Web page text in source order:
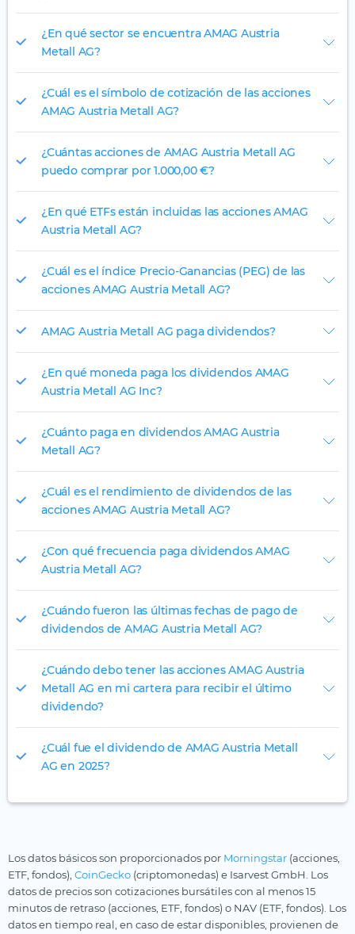
¿En qué sector se encuentra AMAG Austria
Metall AG?
¿Cuál es el símbolo de cotización de las acciones
AMAG Austria Metall AG?
¿Cuántas acciones de AMAG Austria Metall AG
puedo comprar por 1.000,00 €?
¿En qué ETFs están incluidas las acciones AMAG
Austria Metall AG?
¿Cuál es el índice Precio-Ganancias (PEG) de las
acciones AMAG Austria Metall AG?
AMAG Austria Metall AG paga dividendos?
¿En qué moneda paga los dividendos AMAG
Austria Metall AG Inc?
¿Cuánto paga en dividendos AMAG Austria
Metall AG?
¿Cuál es el rendimiento de dividendos de las
acciones AMAG Austria Metall AG?
¿Con qué frecuencia paga dividendos AMAG
Austria Metall AG?
¿Cuándo fueron las últimas fechas de pago de
dividendos de AMAG Austria Metall AG?
¿Cuándo debo tener las acciones AMAG Austria
Metall AG en mi cartera para recibir el último
dividendo?
¿Cuál fue el dividendo de AMAG Austria Metall
AG en 2025?
Los datos básicos son proporcionados por Morningstar (acciones,
ETF, fondos), CoinGecko (criptomonedas) e Isarvest GmbH. Los
datos de precios son cotizaciones bursátiles con al menos 15
minutos de retraso (acciones, ETF, fondos) o NAV (ETF, fondos). Los
datos en tiempo real, en caso de estar disponibles, provienen de